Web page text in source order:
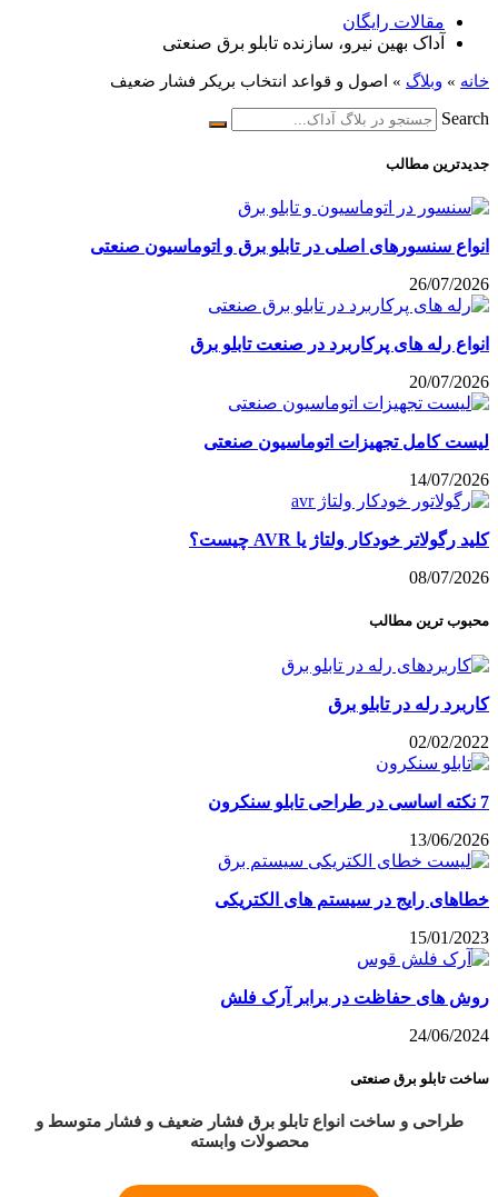
مقالات رایگان
آداک بهین نیرو، سازنده تابلو برق صنعتی
خانه » وبلاگ » اصول و قواعد انتخاب بریکر فشار ضعیف
Search
جدیدترین مطالب
انواع سنسورهای اصلی در تابلو برق و اتوماسیون صنعتی
26/07/2026
انواع رله های پرکاربرد در صنعت تابلو برق
20/07/2026
لیست کامل تجهیزات اتوماسیون صنعتی
14/07/2026
کلید رگولاتر خودکار ولتاژ یا AVR چیست؟
08/07/2026
محبوب ترین مطالب
کاربرد رله در تابلو برق
02/02/2022
7 نکته اساسی در طراحی تابلو سنکرون
13/06/2026
خطاهای رایج در سیستم های الکتریکی
15/01/2023
روش های حفاظت در برابر آرک فلش
24/06/2024
ساخت تابلو برق صنعتی
طراحی و ساخت انواع تابلو برق فشار ضعیف و فشار متوسط و
محصولات وابسته